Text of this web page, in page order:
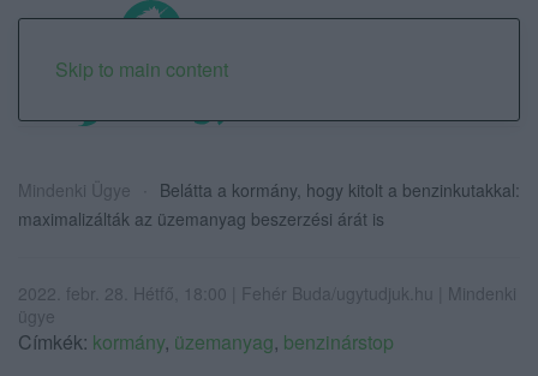
Skip to main content
Mindenki Ügye
Belátta a kormány, hogy kitolt a benzinkutakkal:
maximalizálták az üzemanyag beszerzési árát is
2022. febr. 28. Hétfő, 18:00 | Fehér Buda/ugytudjuk.hu | Mindenki
ügye
Címkék: kormány, üzemanyag, benzinárstop